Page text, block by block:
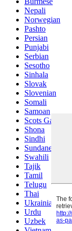
Nepali
Norwegian
Pashto
Persian
Punjabi
Serbian
Sesotho
Sinhala
Slovak
Slovenian
Somali
Samoan
Scots Gaelic
Shona
Sindhi
Sundanese
Swahili
Tajik
Tamil
Telugu
Thai
Ukrainian
Urdu
Uzbek